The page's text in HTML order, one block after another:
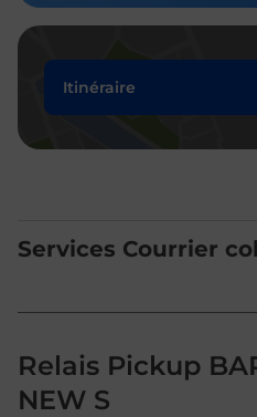
Itinéraire
Services Courrier
Relais Pickup
NEW S